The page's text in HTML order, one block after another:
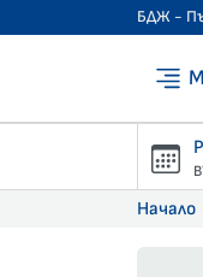
БДЖ -
Начало